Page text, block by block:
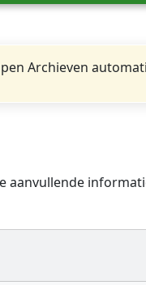
Archieven
aanvullende